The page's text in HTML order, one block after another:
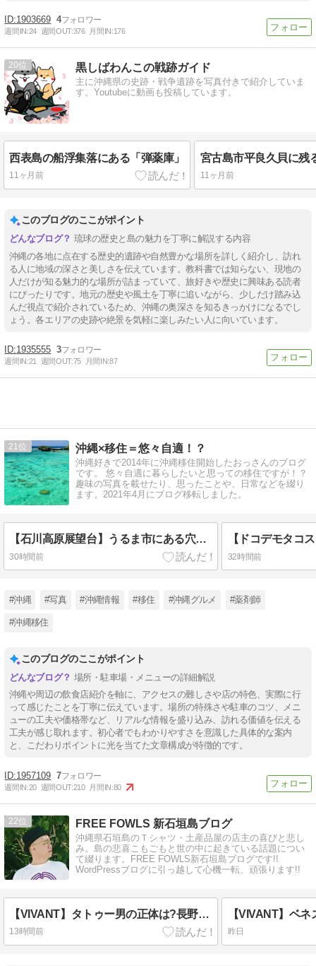
1903669 4
週間IN:24 週間OUT:376 月間IN:176
20 黒しばわんこの戦跡ガイド
主に沖縄県の史跡・戦争遺跡を写真付きで紹介していま
す。Youtubeに動画も投稿しています。
西表島の船浮集落にある「弾薬庫」
11ヶ月前 11ヶ月前
このブログのここがポイント
琉球の歴史と島の魅力を丁寧に解説する内容
沖縄の各地に点在する歴史的遺跡や自然豊かな場所を詳しく紹介し、訪れ
る人に地域の深さと美しさを伝えています。教科書では知らない、現地の
人だけが知る魅力的な場所が詰まっていて、旅好きや歴史に興味ある読者
にぴったりです。地元の歴史や風土を丁寧に追いながら、少しだけ踏み込
んだ視点で紹介されているため、沖縄の奥深さを知るきっかけになるでし
ょう。各エリアの史跡や絶景を気軽に楽しみたい人に向いています。
1935555 3
週間IN:21 週間OUT:75 月間IN:87
21 沖縄×移住＝悠々自適！？
沖縄好きで2014年に沖縄移住開始したおっさんのブログ
です。 悠々自適に暮らしたいと思っての移住ですが！？
趣味の写真を載せたり、思ったことや、日常などを綴り
ます。2021年4月にブログ移転しました。
【石川高原展望台】うるま市にある穴場の展望台。階段は大変だけど３６０度見渡せる絶景
30時間前 32時間前
#沖縄 #写真 #沖縄情報 #移住 #沖縄グルメ #薬剤師
#沖縄移住
このブログのここがポイント
場所・駐車場・メニューの詳細解説
沖縄や周辺の飲食店紹介を軸に、アクセスの難しさや店の特色、実際に行
って感じたことを丁寧に伝えています。場所の特殊さや駐車のコツ、メニ
ューの工夫や価格帯など、リアルな情報を盛り込み、訪れる価値を伝える
工夫が感じ取れます。初心者でもわかりやすさを意識した具体的な案内
と、こだわりポイントに光を当てた文章構成が特徴的です。
1957109 7
週間IN:20 週間OUT:210 月間IN:80
22 FREE FOWLS 新石垣島ブログ
沖縄県石垣島のＴシャツ・土産品屋の店主の喜びと悲し
み。島の悲喜こもごもと世の中に起きている話題につい
て綴ります。FREE FOWLS新石垣島ブログです!!
WordPressブログに引っ越して心機一転、頑張ります!!
【VIVANT】タトゥー男の正体は?長野専務のエージェント?
13時間前 昨日